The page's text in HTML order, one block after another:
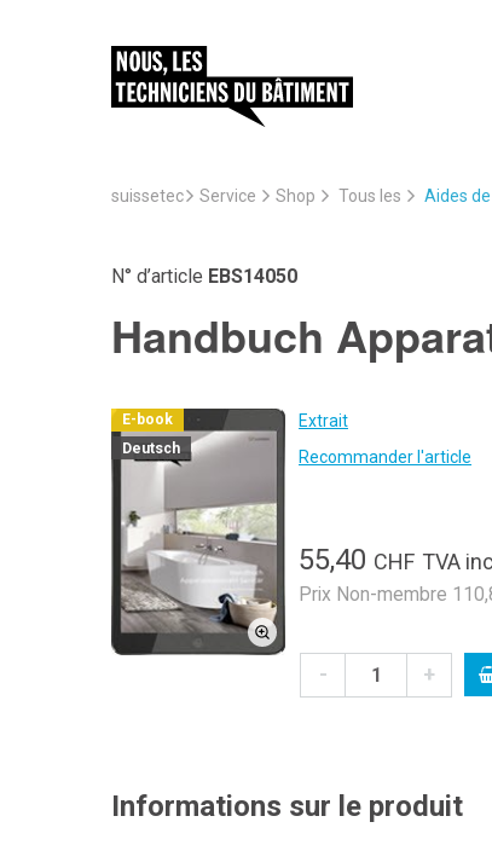
suissetec Service Shop Tous les Aides
N° d’article EBS14050
Handbuch
E-book
Deutsch
Extrait
Recommander l'article
55,40 CHF TVA
Prix Non-membre
- +
Informations sur le produit